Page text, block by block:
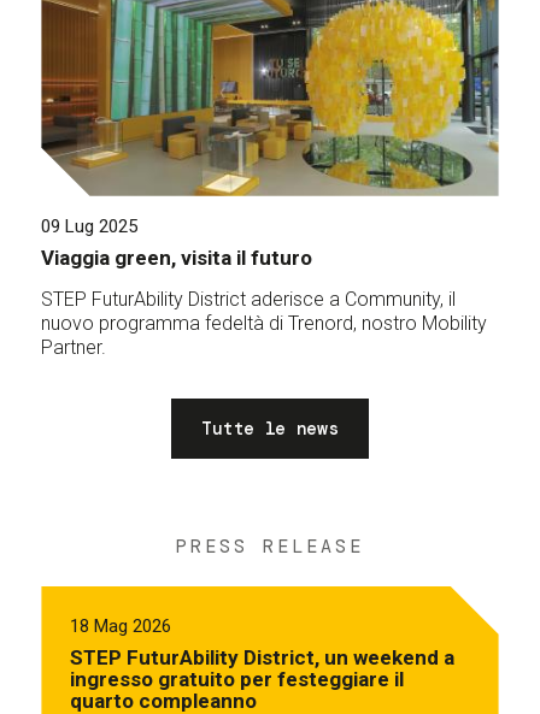
09 Lug 2025
Viaggia green, visita il futuro
STEP FuturAbility District aderisce a Community, il
nuovo programma fedeltà di Trenord, nostro Mobility
Partner.
Tutte le news
PRESS RELEASE
18 Mag 2026
STEP FuturAbility District, un weekend a
ingresso gratuito per festeggiare il
quarto compleanno